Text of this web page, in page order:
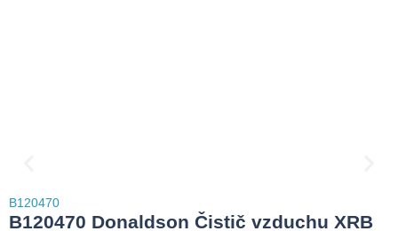
B120470
B120470 Donaldson Čistič vzduchu XRB